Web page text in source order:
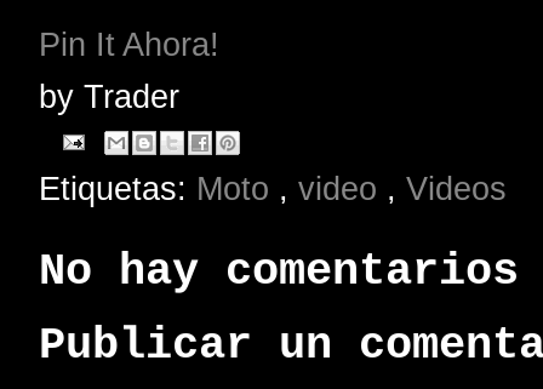
Pin It Ahora!
by Trader
Etiquetas: Moto , video , Videos
No hay
Publicar un